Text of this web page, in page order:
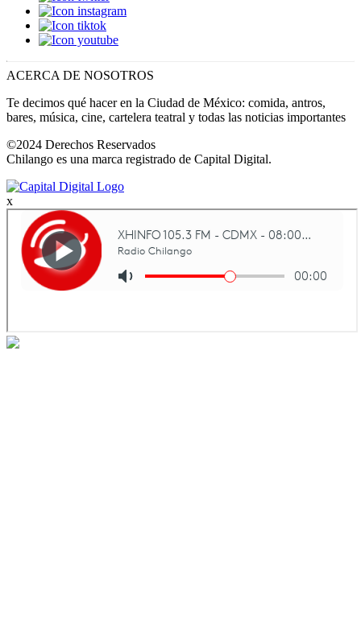
ACERCA DE NOSOTROS
Te decimos qué hacer en la Ciudad de México: comida, antros,
bares, música, cine, cartelera teatral y todas las noticias importantes
©2024 Derechos Reservados
Chilango es una marca registrado de Capital Digital.
x